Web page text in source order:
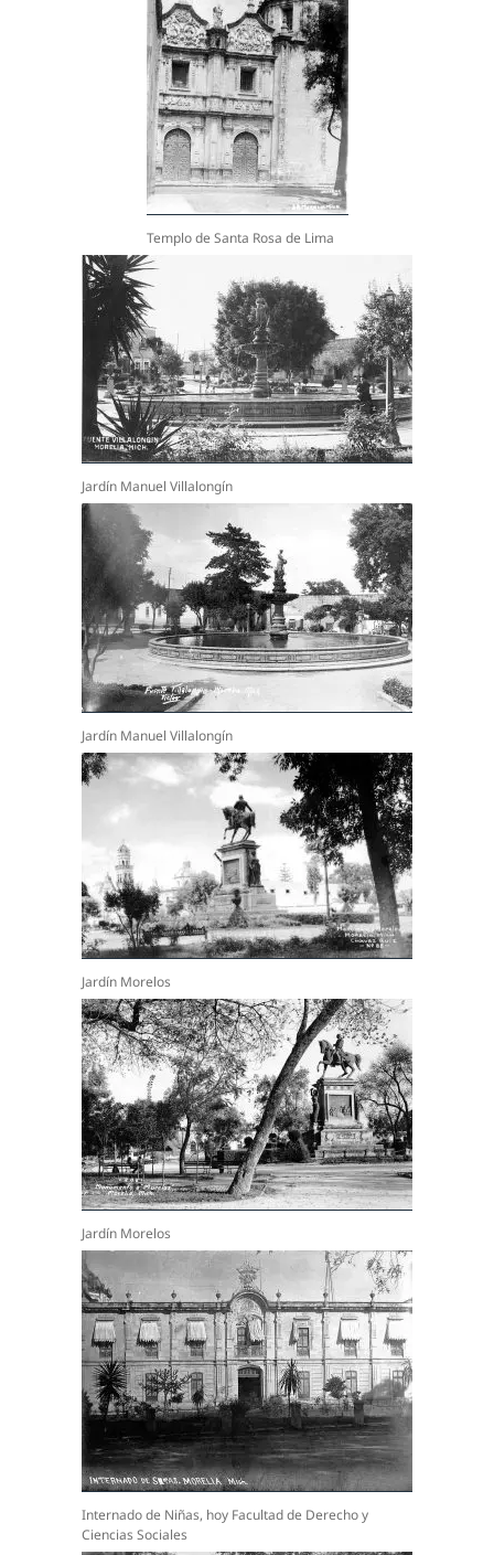
Templo de Santa Rosa de Lima
Jardín Manuel Villalongín
Jardín Manuel Villalongín
Jardín Morelos
Jardín Morelos
Internado de Niñas, hoy Facultad de Derecho y
Ciencias Sociales